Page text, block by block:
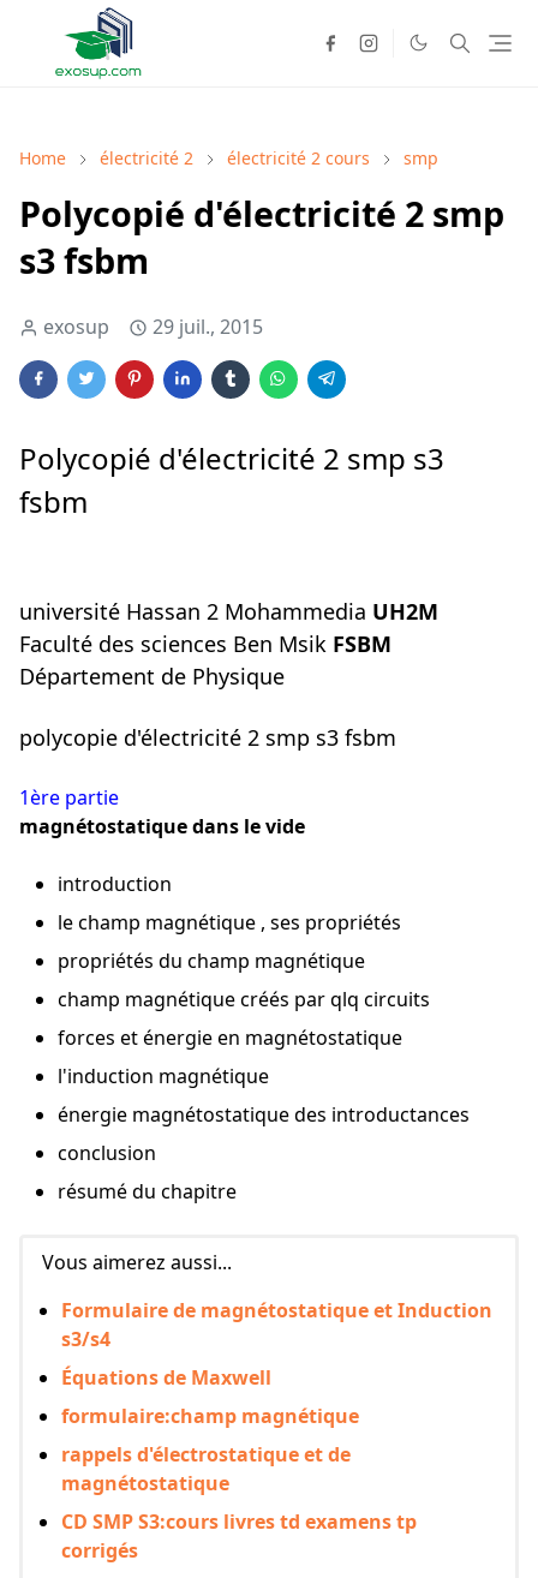
Home électricité 2 électricité 2 cours smp
Polycopié d'électricité 2 smp
s3 fsbm
exosup 29 juil., 2015
Polycopié d'électricité 2 smp s3
fsbm
université Hassan 2 Mohammedia UH2M
Faculté des sciences Ben Msik FSBM
Département de Physique
polycopie d'électricité 2 smp s3 fsbm
1ère partie
magnétostatique dans le vide
introduction
le champ magnétique , ses propriétés
propriétés du champ magnétique
champ magnétique créés par qlq circuits
forces et énergie en magnétostatique
l'induction magnétique
énergie magnétostatique des introductances
conclusion
résumé du chapitre
Vous aimerez aussi...
Formulaire de magnétostatique et Induction
s3/s4
Équations de Maxwell
formulaire:champ magnétique
rappels d'électrostatique et de
magnétostatique
CD SMP S3:cours livres td examens tp
corrigés